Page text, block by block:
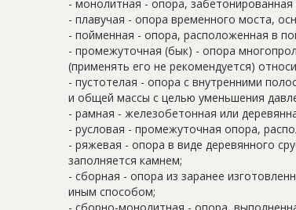
- монолитная - опора,
- плавучая - опора временного моста,
- пойменная - опора, расположенная в
- промежуточная (бык) - опора
(применять его не рекомендуется)
- пустотелая - опора с внутренними
и общей массы с целью уменьшения
- рамная - железобетонная или
- русловая - промежуточная опора,
- ряжевая - опора в виде деревянного
заполняется камнем;
- сборная - опора из заранее
иным способом;